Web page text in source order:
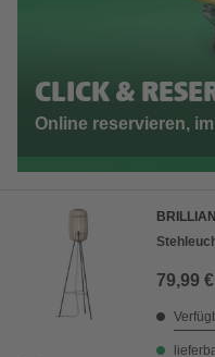
CLICK &
Online reservieren,
79,99 €